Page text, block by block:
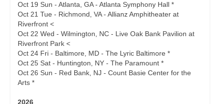
Oct 19 Sun - Atlanta, GA - Atlanta Symphony Hall *
Oct 21 Tue - Richmond, VA - Allianz Amphitheater at
Riverfront <
Oct 22 Wed - Wilmington, NC - Live Oak Bank Pavilion at
Riverfront Park <
Oct 24 Fri - Baltimore, MD - The Lyric Baltimore *
Oct 25 Sat - Huntington, NY - The Paramount *
Oct 26 Sun - Red Bank, NJ - Count Basie Center for the
Arts *
2026